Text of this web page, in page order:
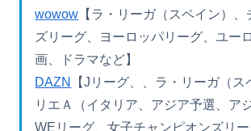
wowow 【ラ・リーガ（スペイン）
ズリーグ、ヨーロッパリーグ、ユー
画、ドラマなど】
DAZN
【Jリーグ、、ラ・リーガ（ス
リエＡ（イタリア、アジア予選、ア
WEリーグ、女子チャンピオンズリー